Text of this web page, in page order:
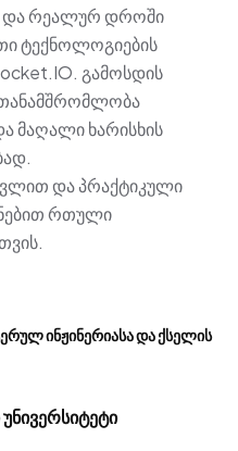
და რეალურ დროში
ტექნოლოგიების
გამოსდის
მაღალი ხარისხის
და პრაქტიკული
რთული
ინჟინერიასა და ქსელის